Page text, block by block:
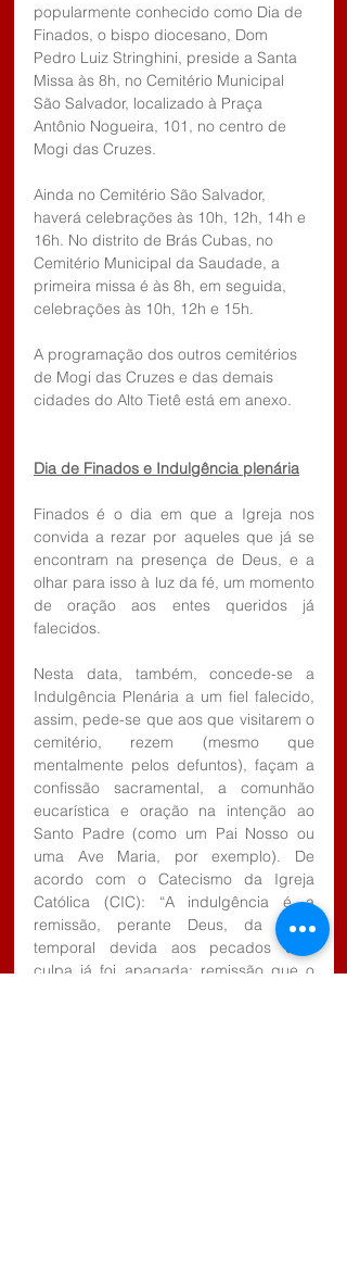
popularmente conhecido como Dia de
Finados, o bispo diocesano, Dom
Pedro Luiz Stringhini, preside a Santa
Missa às 8h, no Cemitério Municipal
São Salvador, localizado à Praça
Antônio Nogueira, 101, no centro de
Mogi das Cruzes.
Ainda no Cemitério São Salvador,
haverá celebrações às 10h, 12h, 14h e
16h. No distrito de Brás Cubas, no
Cemitério Municipal da Saudade, a
primeira missa é às 8h, em seguida,
celebrações às 10h, 12h e 15h.
A programação dos outros cemitérios
de Mogi das Cruzes e das demais
cidades do Alto Tietê está em anexo.
Dia de Finados e Indulgência plenária
Finados é o dia em que a Igreja nos
convida a rezar por aqueles que já se
encontram na presença de Deus, e a
olhar para isso à luz da fé, um momento
de oração aos entes queridos já
falecidos.
Nesta data, também, concede-se a
Indulgência Plenária a um fiel falecido,
assim, pede-se que aos que visitarem o
cemitério, rezem (mesmo que
mentalmente pelos defuntos), façam a
confissão sacramental, a comunhão
eucarística e oração na intenção ao
Santo Padre (como um Pai Nosso ou
uma Ave Maria, por exemplo). De
acordo com o Catecismo da Igreja
Católica (CIC): “A indulgência é a
remissão, perante Deus, da pena
temporal devida aos pecados cuja
culpa já foi apagada; remissão que o